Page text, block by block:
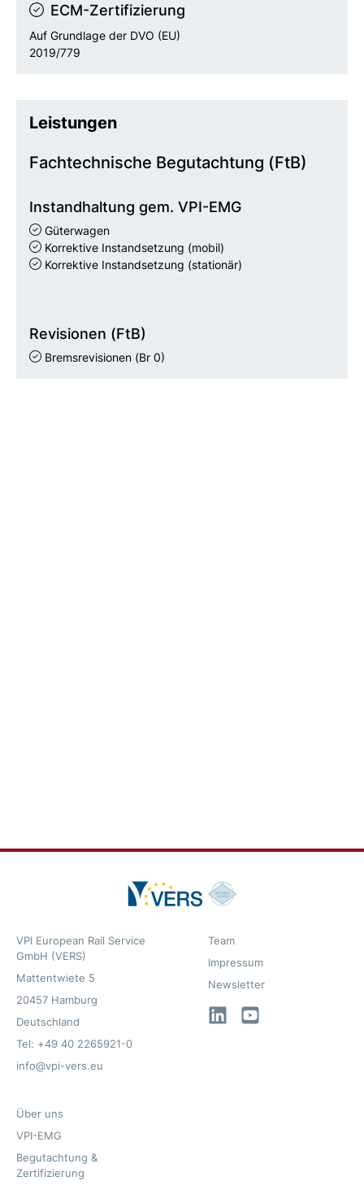
ECM-Zertifizierung
Auf Grundlage der DVO (EU)
2019/779
Leistungen
Fachtechnische Begutachtung (FtB)
Instandhaltung gem. VPI-EMG
Güterwagen
Korrektive Instandsetzung (mobil)
Korrektive Instandsetzung (stationär)
Revisionen (FtB)
Bremsrevisionen (Br 0)
VPI European Rail Service
GmbH (VERS)
Mattentwiete 5
20457 Hamburg
Deutschland
Tel: +49 40 2265921-0
info@vpi-vers.eu
Team
Impressum
Newsletter
LinkedInYouTube
Über uns
VPI-EMG
Begutachtung &
Zertifizierung